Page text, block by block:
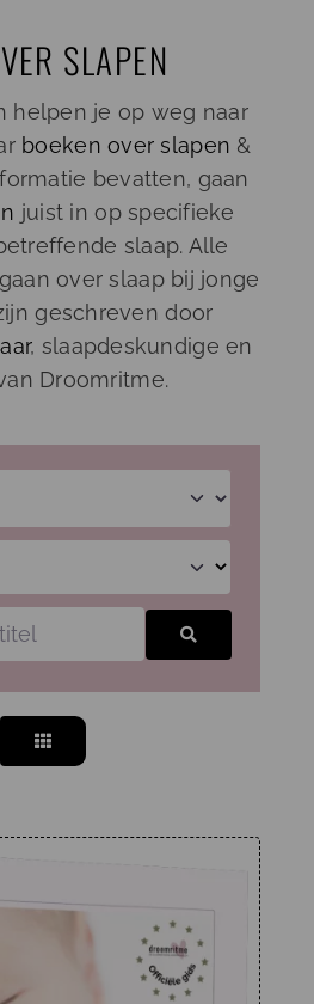
SLAPEN
helpen je op weg naar
boeken over slapen &
bevatten, gaan
juist in op specifieke
slaap. Alle
over slaap bij jonge
geschreven door
, slaapdeskundige en
Droomritme.